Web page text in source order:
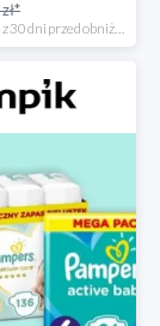
*najniższa cena z 30 dni przed obniżką